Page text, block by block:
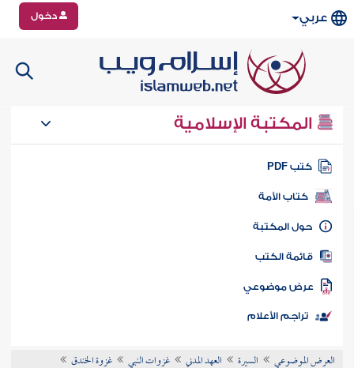
عربي دخول
المكتبة الإسلامية
كتب PDF
كتاب الأمة
المكتبة
الكتب
موضوعي
تراجم الأعلام
العرض الموضوعي السيرة العهد المدني غزوات النبي
غزوة الخندق